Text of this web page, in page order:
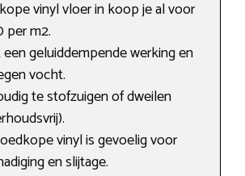
vinyl vloer in koop je al voor
m2.
geluiddempende werking en
vocht.
te stofzuigen of dweilen
vinyl is gevoelig voor
en slijtage.